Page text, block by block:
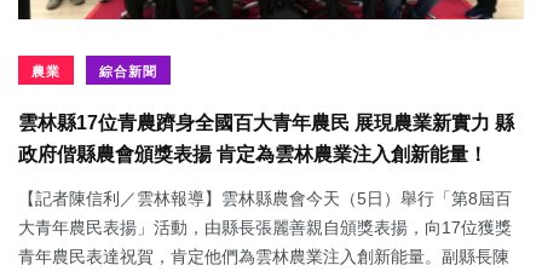
農業 綜合新聞
雲林縣17位青農躋身全國百大青年農民 展現農業新實力 縣
政府偕縣農會頒獎表揚 肯定為雲林農業注入創新能量！
【記者陳信利／雲林報導】雲林縣農會今天（5日）舉行「第8屆百
大青年農民表揚」活動，由縣長張麗善親自頒獎表揚，向17位獲獎
青年農民表達祝賀，肯定他們為雲林農業注入創新能量。副縣長陳